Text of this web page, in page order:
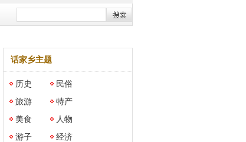
话家乡主题
历史
民俗
旅游
特产
美食
人物
游子
经济